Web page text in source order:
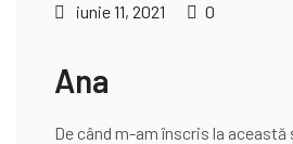
iunie 11, 2021 0
Ana
De când m-am înscris la această